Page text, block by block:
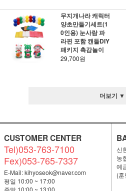
무지개나라 캐릭터
양초만들기세트(1
0인용) 눈사람 파
라핀 포함 캔들DIY
패키지 촉감놀이
29,700원
더보기 ▼
CUSTOMER CENTER
Tel)053-763-7100
Fex)053-765-7337
E-Mail:kihyoseok@naver.com
평일 10:00 ~ 17:00
주말 10:00 ~ 13:00
신
농
예
(